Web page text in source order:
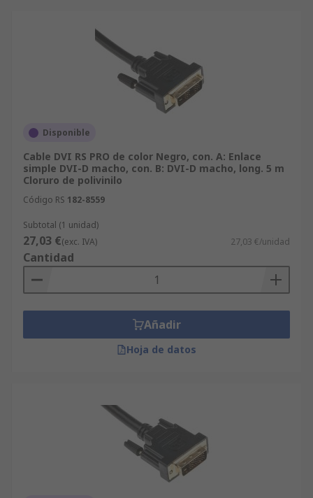
Disponible
Cable DVI RS PRO de color Negro, con. A: Enlace
simple DVI-D macho, con. B: DVI-D macho, long. 5 m
Cloruro de polivinilo
Código RS 182-8559
Subtotal (1 unidad)
27,03 €(exc. IVA) 27,03 €/unidad
Cantidad
Añadir
Hoja de datos